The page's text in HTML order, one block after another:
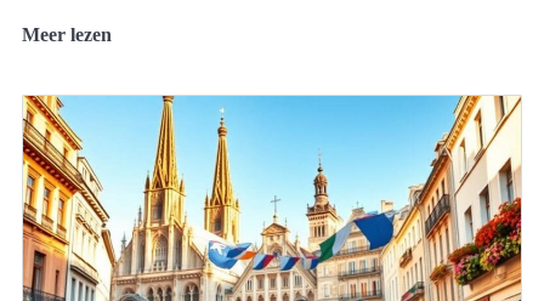
Meer lezen